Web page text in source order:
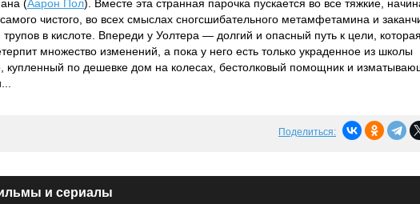
(Аарон Пол). Вместе эта странная парочка пускается во все тяжкие,
чистого, во всех смыслах сногсшибательного метамфетамина и
трупов в кислоте. Впереди у Уолтера — долгий и опасный путь к цели,
множество изменений, а пока у него есть только украденное из школы
купленный по дешевке дом на колесах, бестолковый помощник и
Поделиться:
и сериалы